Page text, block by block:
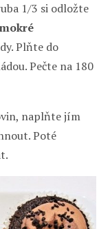
1/3 si odložte
Plňte do
Pečte na 180
naplňte jím
Poté